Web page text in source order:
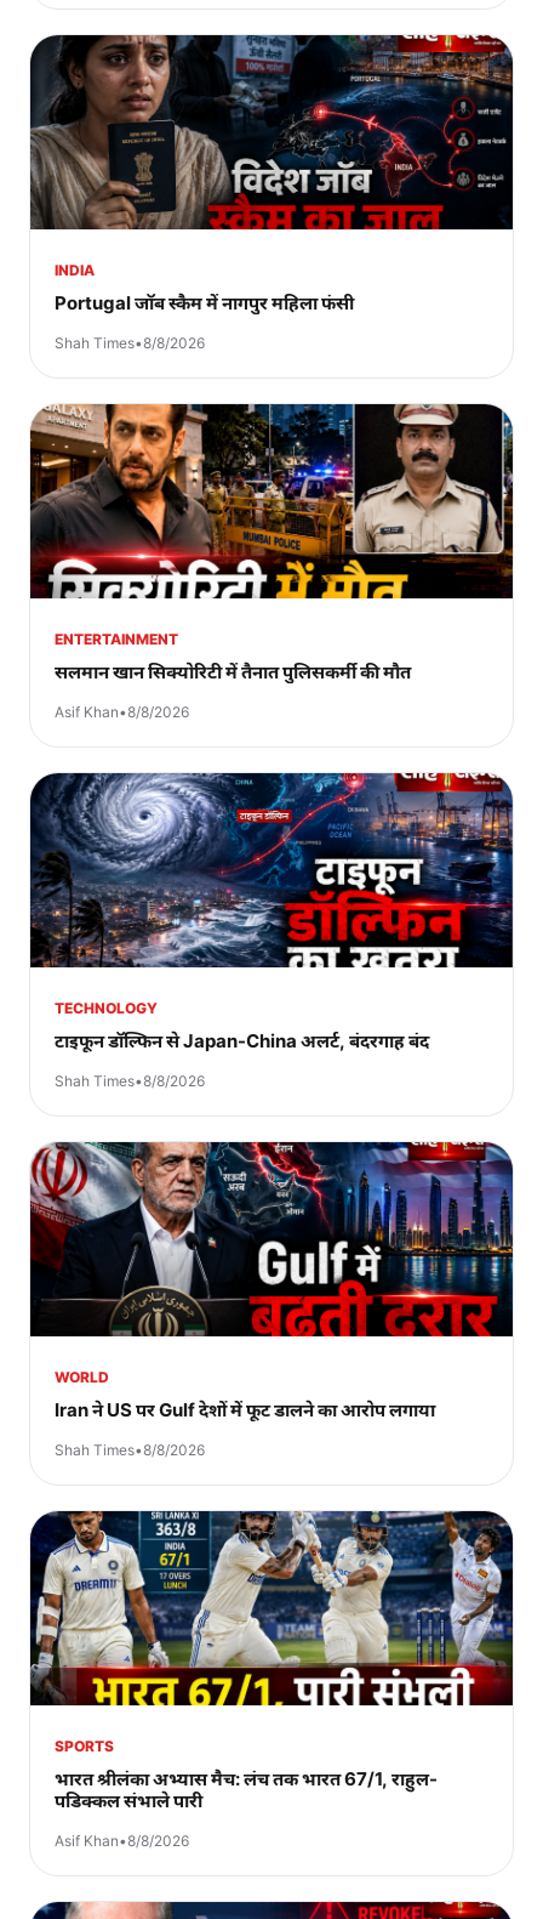
INDIA
Portugal जॉब स्कैम में नागपुर महिला फंसी
Shah Times•8/8/2026
ENTERTAINMENT
सलमान खान सिक्योरिटी में तैनात पुलिसकर्मी की मौत
Asif Khan•8/8/2026
TECHNOLOGY
टाइफून डॉल्फिन से Japan-China अलर्ट, बंदरगाह बंद
Shah Times•8/8/2026
WORLD
Iran ने US पर Gulf देशों में फूट डालने का आरोप लगाया
Shah Times•8/8/2026
SPORTS
भारत श्रीलंका अभ्यास मैच: लंच तक भारत 67/1, राहुल-
पडिक्कल संभाले पारी
Asif Khan•8/8/2026